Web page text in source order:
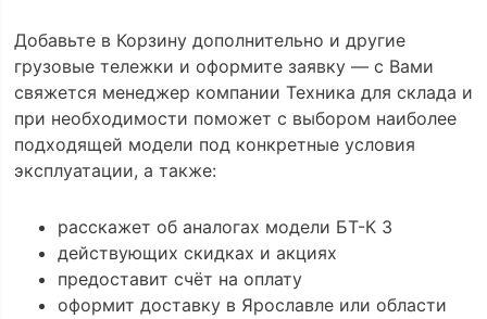
Добавьте в Корзину дополнительно и другие
грузовые тележки и оформите заявку — с Вами
свяжется менеджер компании Техника для склада и
при необходимости поможет с выбором наиболее
подходящей модели под конкретные условия
эксплуатации, а также:
расскажет об аналогах модели БТ-К 3
действующих скидках и акциях
предоставит счёт на оплату
оформит доставку в Ярославле или области